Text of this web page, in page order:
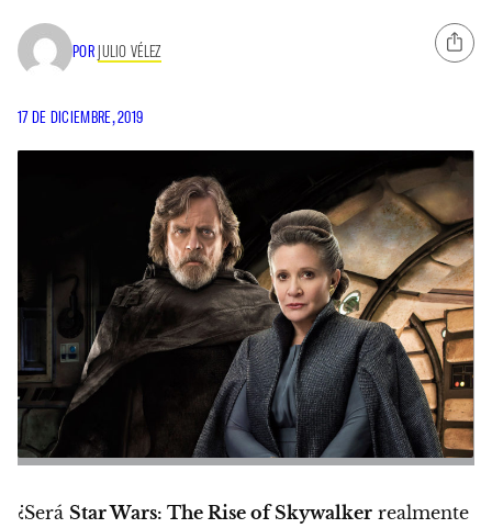
POR JULIO VÉLEZ
17 DE DICIEMBRE, 2019
¿Será Star Wars: The Rise of Skywalker realmente